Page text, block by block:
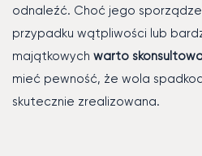
odnaleźć. Choć jego
przypadku wątpliwości lub
majątkowych warto
mieć pewność, że wola
skutecznie zrealizowana.